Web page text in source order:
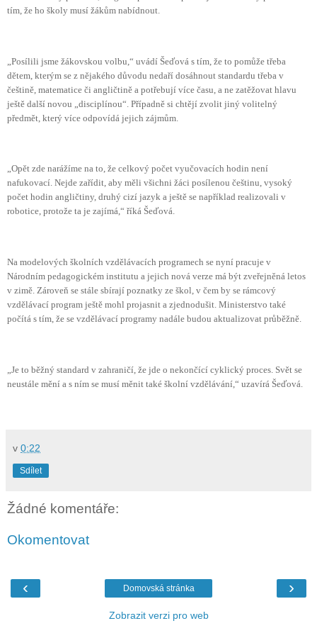
tím, že ho školy musí žákům nabídnout.
„Posílili jsme žákovskou volbu,“ uvádí Šeďová s tím, že to pomůže třeba
dětem, kterým se z nějakého důvodu nedaří dosáhnout standardu třeba v
češtině, matematice či angličtině a potřebují více času, a ne zatěžovat hlavu
ještě další novou „disciplínou“. Případně si chtějí zvolit jiný volitelný
předmět, který více odpovídá jejich zájmům.
„Opět zde narážíme na to, že celkový počet vyučovacích hodin není
nafukovací. Nejde zařídit, aby měli všichni žáci posílenou češtinu, vysoký
počet hodin angličtiny, druhý cizí jazyk a ještě se například realizovali v
robotice, protože ta je zajímá,“ říká Šeďová.
Na modelových školních vzdělávacích programech se nyní pracuje v
Národním pedagogickém institutu a jejich nová verze má být zveřejněná letos
v zimě. Zároveň se stále sbírají poznatky ze škol, v čem by se rámcový
vzdělávací program ještě mohl projasnit a zjednodušit. Ministerstvo také
počítá s tím, že se vzdělávací programy nadále budou aktualizovat průběžně.
„Je to běžný standard v zahraničí, že jde o nekončící cyklický proces. Svět se
neustále mění a s ním se musí měnit také školní vzdělávání,“ uzavírá Šeďová.
v 0:22
Sdílet
Žádné komentáře:
Okomentovat
‹ ›
Domovská stránka
Zobrazit verzi pro web